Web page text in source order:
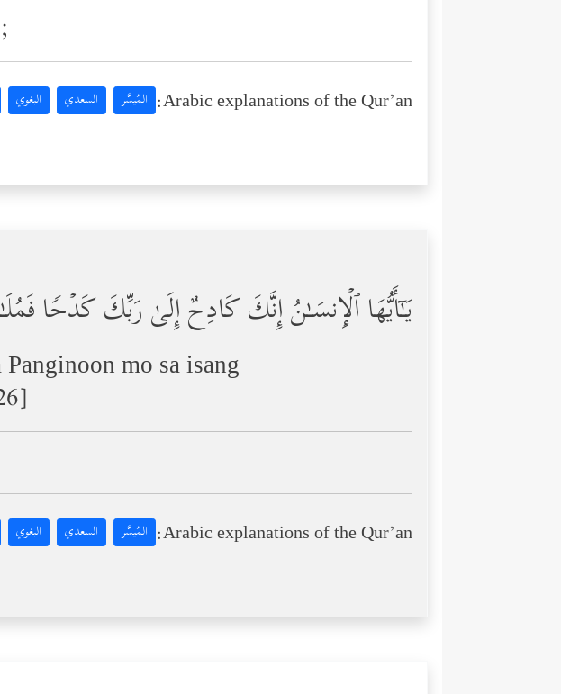
Arabic explanations of the Qur’an: المُيسَّر السعدي البغوي
یَـٰۤأَیُّهَا ٱلۡإِنسَـٰنُ إِنَّكَ كَادِحٌ إِلَىٰ رَبِّكَ كَدۡحࣰا
mo sa isang
Arabic explanations of the Qur’an: المُيسَّر السعدي البغوي